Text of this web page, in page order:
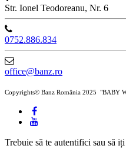
Str. Ionel Teodoreanu, Nr. 6
0752.886.834
office@banz.ro
Copyrights© Banz România 2025 "BABY
Trebuie să te autentifici sau să